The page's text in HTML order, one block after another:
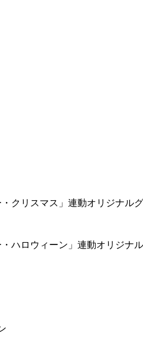
クリスマス」連動オリジナル
ハロウィーン」連動オリジナ